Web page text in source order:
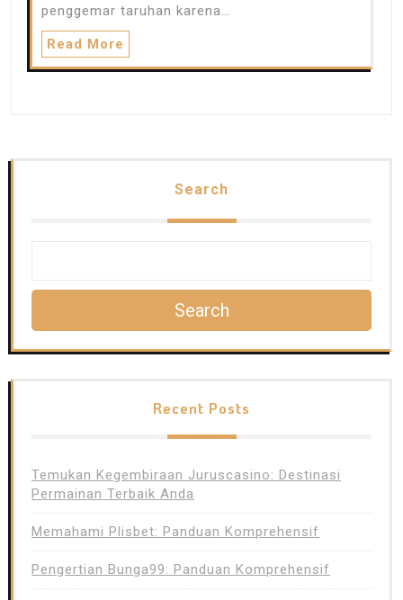
penggemar taruhan karena…
Read More
Search
Search
Recent Posts
Temukan Kegembiraan Juruscasino: Destinasi
Permainan Terbaik Anda
Memahami Plisbet: Panduan Komprehensif
Pengertian Bunga99: Panduan Komprehensif